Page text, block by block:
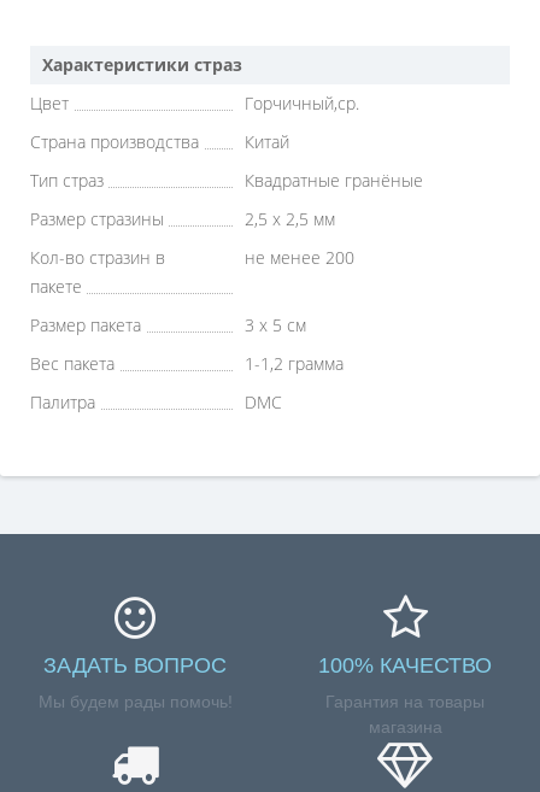
Характеристики страз
Цвет
Горчичный,ср.
Страна производства
Китай
Тип страз
Квадратные гранёные
Размер стразины
2,5 х 2,5 мм
Кол-во стразин в
пакете
не менее 200
Размер пакета
3 х 5 см
Вес пакета
1-1,2 грамма
Палитра
DMC
ЗАДАТЬ ВОПРОС
Мы будем рады помочь!
100% КАЧЕСТВО
Гарантия на товары
магазина